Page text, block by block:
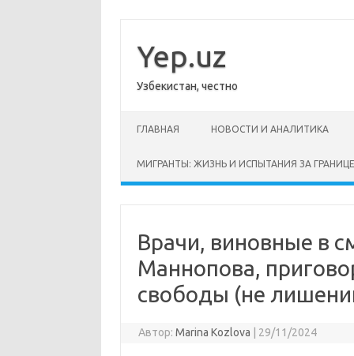
содержимому
Yep.uz
Узбекистан, честно
ГЛАВНАЯ НОВОСТИ И АНАЛИТИКА
МИГРАНТЫ: ЖИЗНЬ И ИСПЫТАНИЯ ЗА
Врачи, виновные в
Маннопова,
свободы (не
Автор: Marina Kozlova 29/11/2024